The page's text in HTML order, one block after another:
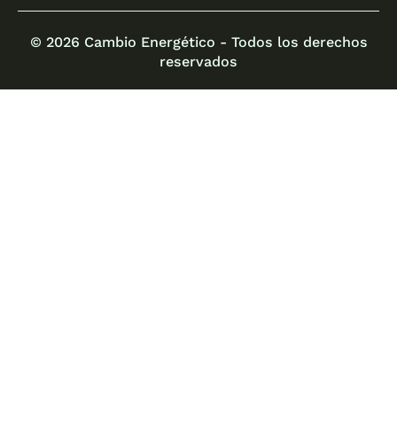
© 2026 Cambio Energético - Todos los derechos
reservados